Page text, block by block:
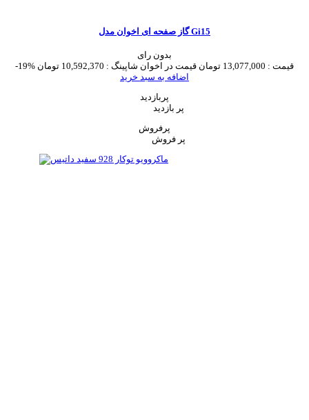
گاز صفحه ای اخوان مدل Gi15
بدون رای
-19%
قیمت : 13,077,000 تومان قیمت در اخوان شاپینگ : 10,592,370 تومان
اضافه به سبد خرید
پربازدید
پر بازدید
پرفروش